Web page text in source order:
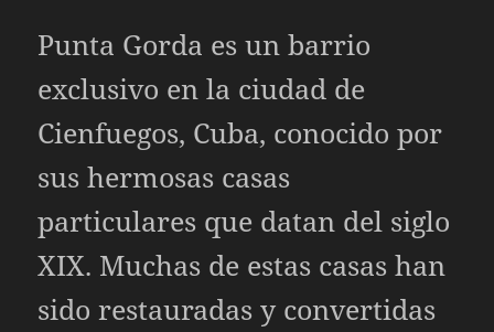
Punta Gorda es un barrio
exclusivo en la ciudad de
Cienfuegos, Cuba, conocido por
sus hermosas casas
particulares que datan del siglo
XIX. Muchas de estas casas han
sido restauradas y convertidas